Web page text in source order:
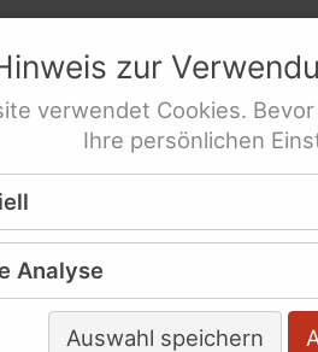
e.V.
behinderte
Veröffentlichungen
jetzt
zur
verwendet Cookies.
Ihre persönlichen
Analyse
Auswahl speichern